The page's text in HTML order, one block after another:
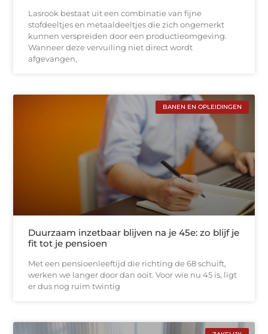
Lasrook bestaat uit een combinatie van fijne
stofdeeltjes en metaaldeeltjes die zich ongemerkt
kunnen verspreiden door een productieomgeving.
Wanneer deze vervuiling niet direct wordt
afgevangen,
BANEN EN OPLEIDINGEN
Duurzaam inzetbaar blijven na je 45e: zo blijf je
fit tot je pensioen
Met een pensioenleeftijd die richting de 68 schuift,
werken we langer door dan ooit. Voor wie nu 45 is, ligt
er dus nog ruim twintig